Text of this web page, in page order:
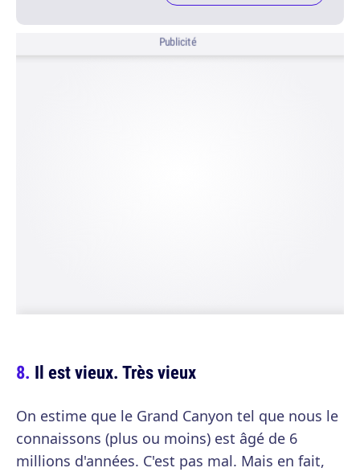
Publicité
Il est vieux. Très vieux
On estime que le Grand Canyon tel que nous le
connaissons (plus ou moins) est âgé de 6
millions d'années. C'est pas mal. Mais en fait,